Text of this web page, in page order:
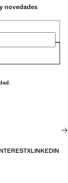
novedades
.
XLINKEDIN